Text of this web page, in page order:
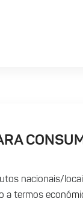
nacionais/
a termos